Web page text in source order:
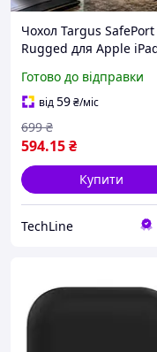
Чохол Targus SafePort
Rugged для Apple
2, MIL-STD-810G, IP54,
підставка, тримач
стилуса
Готово до відправки
від59₴/міс
594.15₴
699 ₴
Купити
TechLine